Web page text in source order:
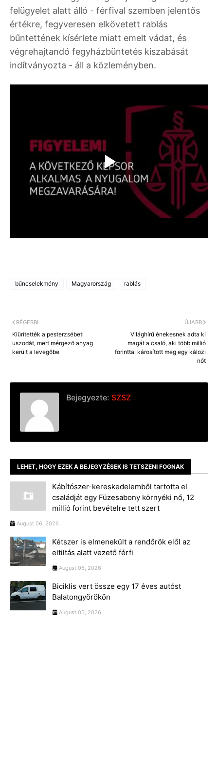
felügyelet alatt álló - férfival szemben jelentős
értékre, fegyveresen elkövetett rablás
bűntettének kísérlete miatt emelt vádat, és
végrehajtandó fegyházbüntetés kiszabását
indítványozta - áll a közleményben.
bűncselekmény Magyarország rablás
ÚJABB
Világhírű énekesnek adta ki
magát a csaló, aki több millió
forinttal károsított meg egy kálozi
nőt
RÉGEBBI
Kiürítették a pesterzsébeti
uszodát, mert mérgező anyag
került a levegőbe
Bejegyezte: SZSZ
LEHET, HOGY EZEK A BEJEGYZÉSEK IS TETSZENI FOGNAK
Kábítószer-kereskedelemből tartotta el
családját egy Füzesabony környéki nő, 12
millió forint bevételre tett szert
August 06, 2026
Kétszer is elmenekült a rendőrök elől az
eltiltás alatt vezető férfi
August 06, 2026
Biciklis vert össze egy 17 éves autóst
Balatongyörökön
August 05, 2026